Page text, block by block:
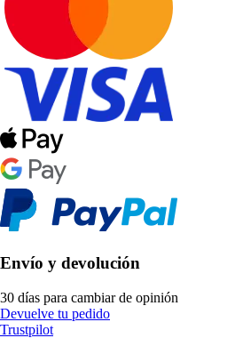
Envío y devolución
30 días para cambiar de opinión
Devuelve tu pedido
Trustpilot